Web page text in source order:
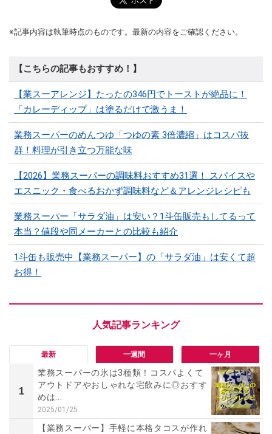
※記事内容は執筆時点のものです。最新の内容をご確認ください。
【こちらの記事もおすすめ！】
【業スーアレンジ】たったの346円でトーストが絶品に！
「カレーディップ」は塗るだけで激うま！
業務スーパーのめんつゆ「つゆの素 3倍濃縮」はコスパ抜
群！料理が引き立つ万能な味
【2026】業務スーパーの調味料おすすめ31選！ スパイスや
エスニック・食べるおかず調味料など＆アレンジレシピも
業務スーパー「サラダ油」は安い？1斗缶販売もしてるって
本当？値段や同メーカーとの比較も紹介
1斗缶も販売中【業務スーパー】の「サラダ油」は安くて超
お得！
最新 一週間 一ヶ月
1
業務スーパーの氷は3種類！コスパよくて
アウトドアやおしゃれな宅飲みに◎おすす
めは...
2025/01/25
【業務スーパー】手軽に本格タコスが作れ